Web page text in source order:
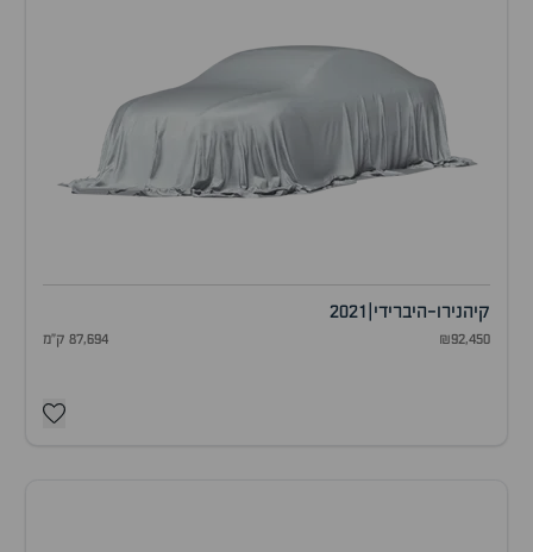
קיהנירו-היברידי 2021
₪92,450 87,694 ק"מ